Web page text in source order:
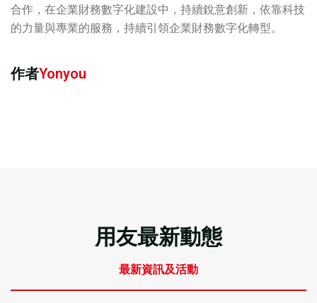
合作，在企業財務數字化建設中，持續銳意創新，依靠科技
的力量與專業的服務，持續引領企業財務數字化轉型。
作者Yonyou
用友最新動態
最新資訊及活動